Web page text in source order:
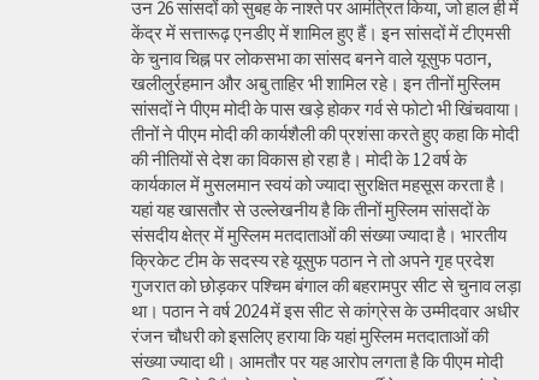
उन 26 सांसदों को सुबह के नाश्ते पर आमंत्रित किया, जो हाल ही में
केंद्र में सत्तारूढ़ एनडीए में शामिल हुए हैं। इन सांसदों में टीएमसी
के चुनाव चिह्न पर लोकसभा का सांसद बनने वाले यूसुफ पठान,
खलीलुर्रहमान और अबु ताहिर भी शामिल रहे। इन तीनों मुस्लिम
सांसदों ने पीएम मोदी के पास खड़े होकर गर्व से फोटो भी खिंचवाया।
तीनों ने पीएम मोदी की कार्यशैली की प्रशंसा करते हुए कहा कि मोदी
की नीतियों से देश का विकास हो रहा है। मोदी के 12 वर्ष के
कार्यकाल में मुसलमान स्वयं को ज्यादा सुरक्षित महसूस करता है।
यहां यह खासतौर से उल्लेखनीय है कि तीनों मुस्लिम सांसदों के
संसदीय क्षेत्र में मुस्लिम मतदाताओं की संख्या ज्यादा है। भारतीय
क्रिकेट टीम के सदस्य रहे यूसुफ पठान ने तो अपने गृह प्रदेश
गुजरात को छोड़कर पश्चिम बंगाल की बहरामपुर सीट से चुनाव लड़ा
था। पठान ने वर्ष 2024 में इस सीट से कांग्रेस के उम्मीदवार अधीर
रंजन चौधरी को इसलिए हराया कि यहां मुस्लिम मतदाताओं की
संख्या ज्यादा थी। आमतौर पर यह आरोप लगता है कि पीएम मोदी